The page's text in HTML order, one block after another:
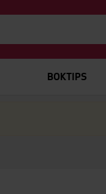
BOKTIPS